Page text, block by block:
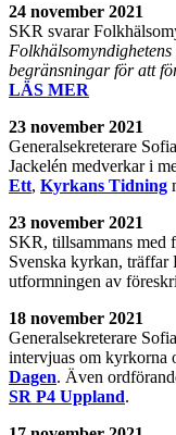
24 november 2021
SKR svarar
begränsningar för att
LÄS MER
23 november 2021
Generalsekreterare
Jackelén medverkar i
Ett, Kyrkans Tidning
23 november 2021
SKR, tillsammans med
Svenska kyrkan, träffar
utformningen av
18 november 2021
Generalsekreterare
intervjuas om kyrkorna
Dagen. Även
SR P4 Uppland.